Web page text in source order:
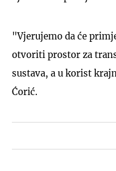
"Vjerujemo da će
otvoriti prostor za
sustava, a u korist
Ćorić.